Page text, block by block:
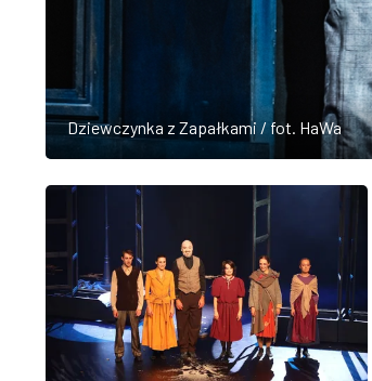
Dziewczynka z Zapałkami / fot. HaWa